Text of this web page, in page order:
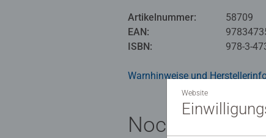
Artikelnummer:
58709
EAN:
ISBN:
978-3-
Warnhinweise und
Noch keine
Website